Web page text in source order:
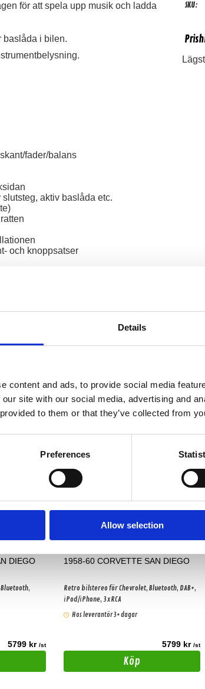
Details
content and ads, to provide social media
site with our social media, advertising and
to them or that they’ve collected from
Preferences
Allow selection
för att spela upp musik och ladda
baslåda i bilen.
fader/balans
aktiv baslåda etc.
och knoppsatser
SKU:
Recensioner
Produkten har inga recensioner
DIEGO
5799 kr /st
1958-60 CORVETTE SAN DIEGO
Retro bilstereo för Chevrolet, Bluetooth, DAB+,
iPod/iPhone, 3xRCA
Hos leverantör 3+ dagar
5799 kr /st
Köp